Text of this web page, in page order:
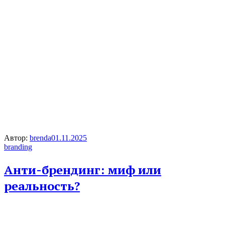
Автор: brenda01.11.2025
branding
Анти-брендинг: миф или
реальность?